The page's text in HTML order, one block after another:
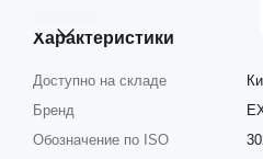
Характеристики
Доступно на складе
Бренд
Обозначение по ISO